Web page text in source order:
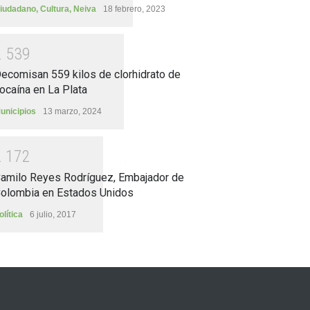
, Cultura, Neiva 18 febrero, 2023
539
559 kilos de clorhidrato de
en La Plata
13 marzo, 2024
1 72
Reyes Rodríguez, Embajador de
en Estados Unidos
6 julio, 2017